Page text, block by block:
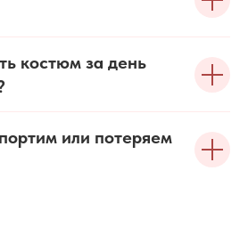
костюм за день
или потеряем